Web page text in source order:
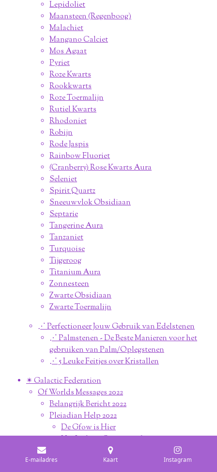
Lepidoliet
Maansteen (Regenboog)
Malachiet
Mangano Calciet
Mos Agaat
Pyriet
Roze Kwarts
Rookkwarts
Roze Toermalijn
Rutiel Kwarts
Rhodoniet
Robijn
Rode Jaspis
Rainbow Fluoriet
(Cranberry) Rose Kwarts Aura
Seleniet
Spirit Quartz
Sneeuwvlok Obsidiaan
Septarie
Tangerine Aura
Tanzaniet
Turquoise
Tijgeroog
Titanium Aura
Zonnesteen
Zwarte Obsidiaan
Zwarte Toermalijn
⋰ Perfectioneer Jouw Gebruik van Edelstenen
⋰ Palmstenen - De Beste Manieren voor het
gebruiken van Palm/Oplegstenen
⋰ 5 Leuke Feitjes over Kristallen
✴︎ Galactic Federation
Of Worlds Messages 2022
Belangrijk Bericht 2022
Pleiadian Help 2022
De Gfow is Hier
Het Licht is Gearriveerd
De Sluier is Opgeheven 2022
E-mailadres Kaart Instagram